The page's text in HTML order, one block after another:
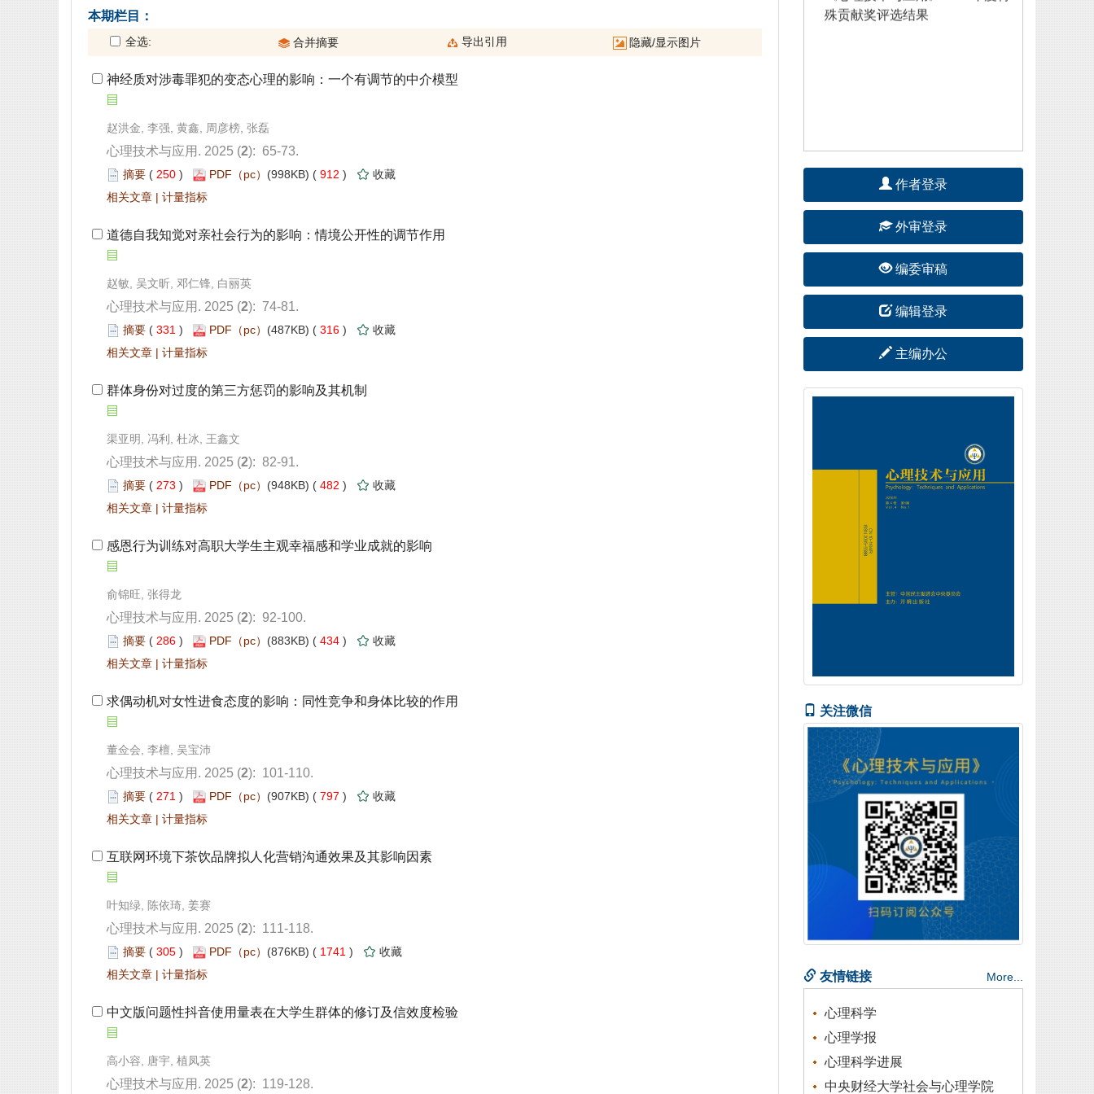
神经质对涉毒罪犯的变态心理的影响：一个有调节的中介模型
): 65-73.
250 ) 912 )
|
道德自我知觉对亲社会行为的影响：情境公开性的调节作用
): 74-81.
331 ) 316 )
|
群体身份对过度的第三方惩罚的影响及其机制
): 82-91.
273 ) 482 )
|
感恩行为训练对高职大学生主观幸福感和学业成就的影响
): 92-100.
286 ) 434 )
|
求偶动机对女性进食态度的影响：同性竞争和身体比较的作用
): 101-110.
271 ) 797 )
|
互联网环境下茶饮品牌拟人化营销沟通效果及其影响因素
): 111-118.
305 ) 1741 )
|
中文版问题性抖音使用量表在大学生群体的修订及信效度检验
): 119-128.